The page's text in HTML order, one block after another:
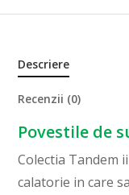
Descriere
Recenzii (0)
Povestile de
Colectia Tandem
calatorie in care